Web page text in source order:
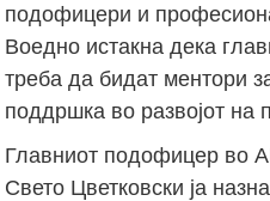
подофицери и
Воедно истакна дека
треба да бидат ментори
поддршка во развојот на
Главниот подофицер во
Свето Цветковски ја